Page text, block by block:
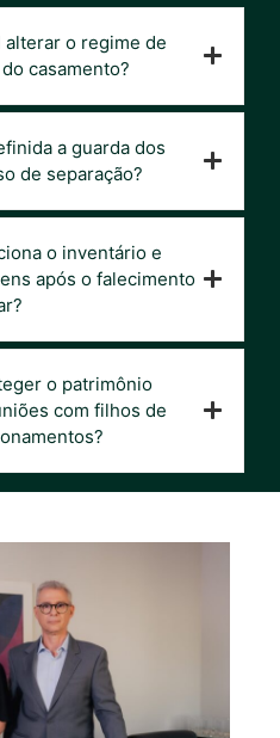
alterar o regime de
casamento?
a guarda dos
de separação?
o inventário e
após o falecimento
o patrimônio
com filhos de